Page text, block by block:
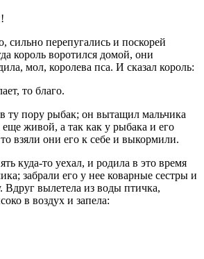
сильно перепугались и поскорей
король воротился домой, они
мол, королева пса. И сказал король:
то благо.
ту пору рыбак; он вытащил мальчика
еще живой, а так как у рыбака и его
взяли они его к себе и выкормили.
куда-то уехал, и родила в это время
забрали его у нее коварные сестры и
Вдруг вылетела из воды птичка,
в воздух и запела: